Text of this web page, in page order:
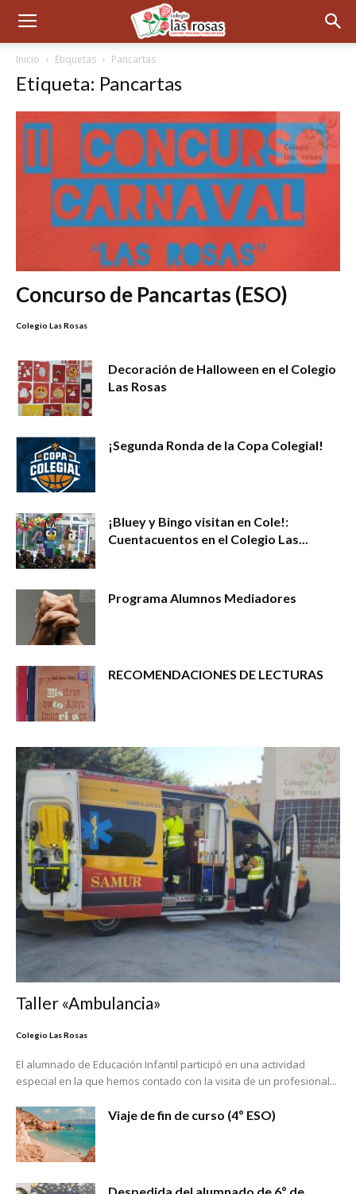
Inicio Etiquetas Pancartas
Etiqueta: Pancartas
Concurso de Pancartas (ESO)
Colegio Las Rosas
Decoración de Halloween en el Colegio
Las Rosas
¡Segunda Ronda de la Copa Colegial!
¡Bluey y Bingo visitan en Cole!:
Cuentacuentos en el Colegio Las...
Programa Alumnos Mediadores
RECOMENDACIONES DE LECTURAS
Taller «Ambulancia»
Colegio Las Rosas
El alumnado de Educación Infantil participó en una actividad
especial en la que hemos contado con la visita de un profesional...
Viaje de fin de curso (4º ESO)